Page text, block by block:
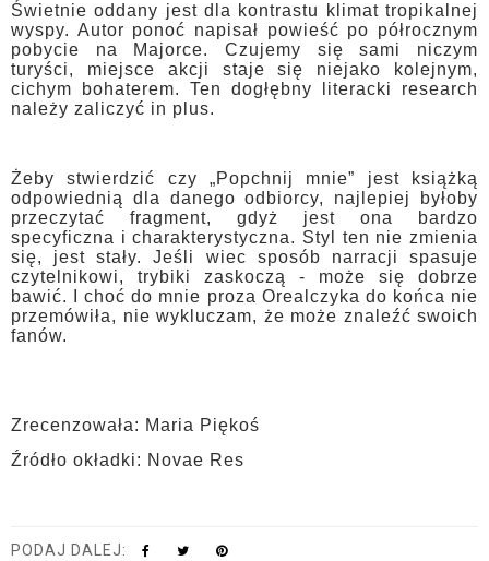
Świetnie oddany jest dla kontrastu klimat tropikalnej
wyspy. Autor ponoć napisał powieść po półrocznym
pobycie na Majorce. Czujemy się sami niczym
turyści, miejsce akcji staje się niejako kolejnym,
cichym bohaterem. Ten dogłębny literacki research
należy zaliczyć in plus.
Żeby stwierdzić czy „Popchnij mnie” jest książką
odpowiednią dla danego odbiorcy, najlepiej byłoby
przeczytać fragment, gdyż jest ona bardzo
specyficzna i charakterystyczna. Styl ten nie zmienia
się, jest stały. Jeśli wiec sposób narracji spasuje
czytelnikowi, trybiki zaskoczą - może się dobrze
bawić. I choć do mnie proza Orealczyka do końca nie
przemówiła, nie wykluczam, że może znaleźć swoich
fanów.
Zrecenzowała: Maria Piękoś
Źródło okładki: Novae Res
PODAJ DALEJ: